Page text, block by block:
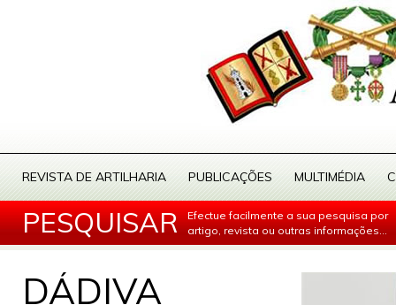
REVISTA DE ARTILHARIA PUBLICAÇÕES MULTIMÉDIA
PESQUISAR
Efectue facilmente a sua pesquisa por
artigo, revista ou outras informações...
DÁDIVA